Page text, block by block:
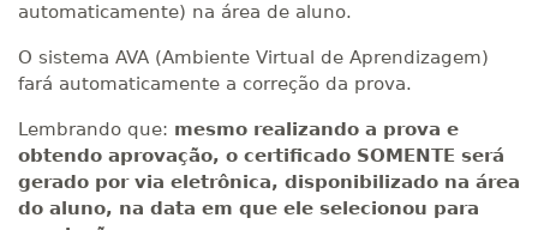
automaticamente) na área de aluno.
O sistema AVA (Ambiente Virtual de Aprendizagem)
fará automaticamente a correção da prova.
Lembrando que: mesmo realizando a prova e
obtendo aprovação, o certificado SOMENTE será
gerado por via eletrônica, disponibilizado na área
do aluno, na data em que ele selecionou para